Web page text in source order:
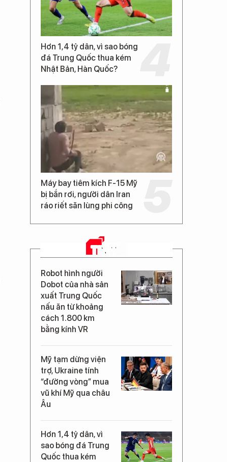
Hơn 1,4 tỷ dân, vì sao bóng
đá Trung Quốc thua kém
Nhật Bản, Hàn Quốc?
Máy bay tiêm kích F-15 Mỹ
bị bắn rơi, người dân Iran
ráo riết săn lùng phi công
TIN MỚI
Robot hình người
Dobot của nhà sản
xuất Trung Quốc
nấu ăn từ khoảng
cách 1.800 km
bằng kính VR
Mỹ tạm dừng viện
trợ, Ukraine tính
“đường vòng” mua
vũ khí Mỹ qua châu
Âu
Hơn 1,4 tỷ dân, vì
sao bóng đá Trung
Quốc thua kém